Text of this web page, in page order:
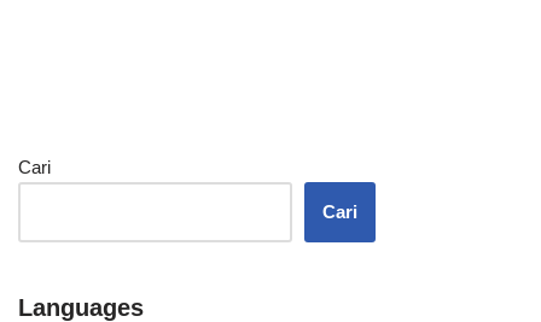
Cari
Cari
Languages